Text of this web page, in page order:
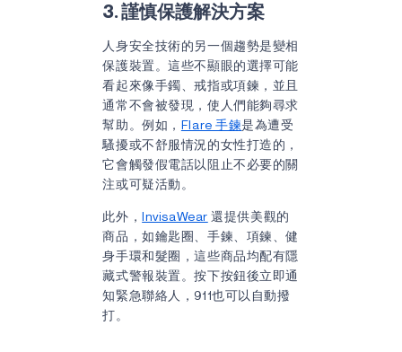
3. 謹慎保護解決方案
人身安全技術的另一個趨勢是變相
保護裝置。這些不顯眼的選擇可能
看起來像手鐲、戒指或項鍊，並且
通常不會被發現，使人們能夠尋求
幫助。例如， Flare 手鍊是為遭受
騷擾或不舒服情況的女性打造的，
它會觸發假電話以阻止不必要的關
注或可疑活動。
此外，InvisaWear 還提供美觀的
商品，如鑰匙圈、手鍊、項鍊、健
身手環和髮圈，這些商品均配有隱
藏式警報裝置。按下按鈕後立即通
知緊急聯絡人，911也可以自動撥
打。